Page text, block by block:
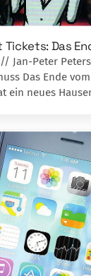
Tickets: Das
Jan-Peter
Das Ende
ein neues